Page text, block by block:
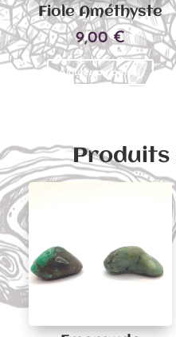
Fiole Améthyste
9,00€
Ajouter au panier
Produits